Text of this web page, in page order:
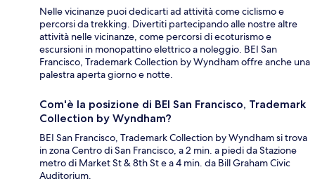
Nelle vicinanze puoi dedicarti ad attività come ciclismo e
percorsi da trekking. Divertiti partecipando alle nostre altre
attività nelle vicinanze, come percorsi di ecoturismo e
escursioni in monopattino elettrico a noleggio. BEI San
Francisco, Trademark Collection by Wyndham offre anche una
palestra aperta giorno e notte.
Com'è la posizione di BEI San Francisco, Trademark
Collection by Wyndham?
BEI San Francisco, Trademark Collection by Wyndham si trova
in zona Centro di San Francisco, a 2 min. a piedi da Stazione
metro di Market St & 8th St e a 4 min. da Bill Graham Civic
Auditorium.